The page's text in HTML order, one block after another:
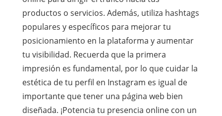
productos o servicios. Además, utiliza hashtags
populares y específicos para mejorar tu
posicionamiento en la plataforma y aumentar
tu visibilidad. Recuerda que la primera
impresión es fundamental, por lo que cuidar la
estética de tu perfil en Instagram es igual de
importante que tener una página web bien
diseñada. ¡Potencia tu presencia online con un